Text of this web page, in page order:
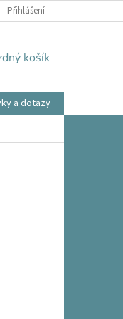
PODMÍNKY
Přihlášení
košík
a dotazy